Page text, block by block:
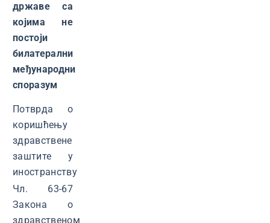
државе са
којима не
постоји
билатерални
међународни
споразум
Потврда о
коришћењу
здравствене
заштите у
иностранству
Чл. 63-67
Закона о
здравственом